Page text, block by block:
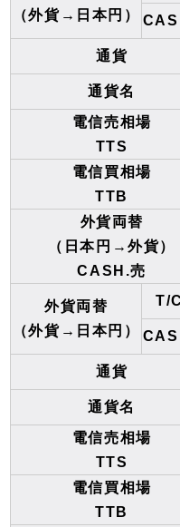
（外貨→日本円）
通貨
通貨名
電信売相場
TTS
電信買相場
TTB
外貨両替
（日本円→外貨）
CASH.売
外貨両替
（外貨→日本円）
T/
通貨
通貨名
電信売相場
TTS
電信買相場
TTB